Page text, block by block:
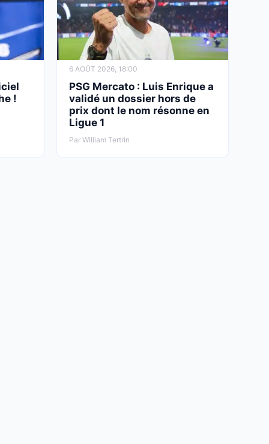
!
6 AOÛT 2026, 18:00
PSG Mercato : Luis Enrique a
validé un dossier hors de
prix dont le nom résonne en
Ligue 1
Par William Tertrin